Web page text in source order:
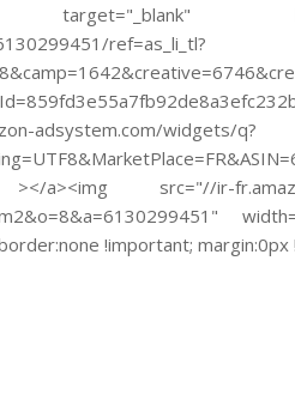
ref=as_li_tl?
adsystem.com/widgets/q?
a><img src="//ir-fr.amazon-
!important;